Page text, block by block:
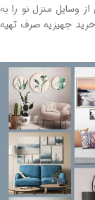
وسایل منزل نو را به
جهیزیه صرف تهیه